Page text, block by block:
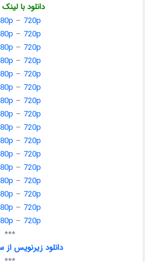
دانلود با
– 720p
– 720p
– 720p
– 720p
– 720p
– 720p
– 720p
– 720p
– 720p
– 720p
– 720p
– 720p
– 720p
– 720p
– 720p
– 720p
***
دانلود زیرنویس